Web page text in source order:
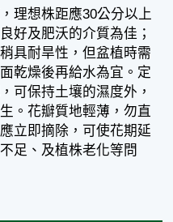
理想株距應30公分以上
好及肥沃的介質為佳；
具耐旱性，但盆植時需
乾燥後再給水為宜。定
可保持土壤的濕度外，
。花瓣質地輕薄，勿直
立即摘除，可使花期延
足、及植株老化等問